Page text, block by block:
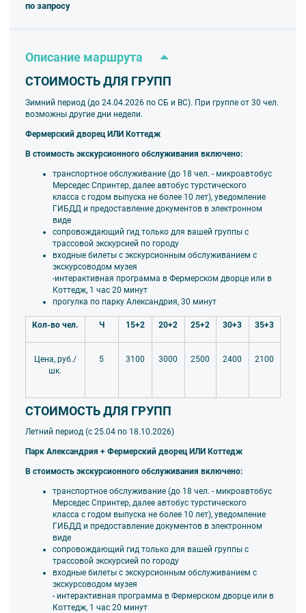
по запросу
Описание маршрута
СТОИМОСТЬ ДЛЯ ГРУПП
Зимний период (до 24.04.2026 по СБ и ВС). При группе от 30 чел.
возможны другие дни недели.
Фермерский дворец ИЛИ Коттедж
В стоимость экскурсионного обслуживания включено:
транспортное обслуживание (до 18 чел. - микроавтобус
Мерседес Спринтер, далее автобус турстического
класса с годом выпуска не более 10 лет), уведомление
ГИБДД и предоставление документов в электронном
виде
сопровождающий гид только для вашей группы с
трассовой экскурсией по городу
входные билеты с экскурсионным обслуживанием с
экскурсоводом музея
-интерактивная программа в Фермерском дворце или в
Коттедж, 1 час 20 минут
прогулка по парку Александрия, 30 минут
Кол-во чел. Ч 15+2 20+2 25+2 30+3 35+3
Цена, руб./
шк.
5 3100 3000 2500 2400 2100
СТОИМОСТЬ ДЛЯ ГРУПП
Летний период (с 25.04 по 18.10.2026)
Парк Александрия + Фермерский дворец ИЛИ Коттедж
В стоимость экскурсионного обслуживания включено:
транспортное обслуживание (до 18 чел. - микроавтобус
Мерседес Спринтер, далее автобус турстического
класса с годом выпуска не более 10 лет), уведомление
ГИБДД и предоставление документов в электронном
виде
сопровождающий гид только для вашей группы с
трассовой экскурсией по городу
входные билеты с экскурсионным обслуживанием с
экскурсоводом музея
- интерактивная программа в Фермерском дворце или в
Коттедж, 1 час 20 минут